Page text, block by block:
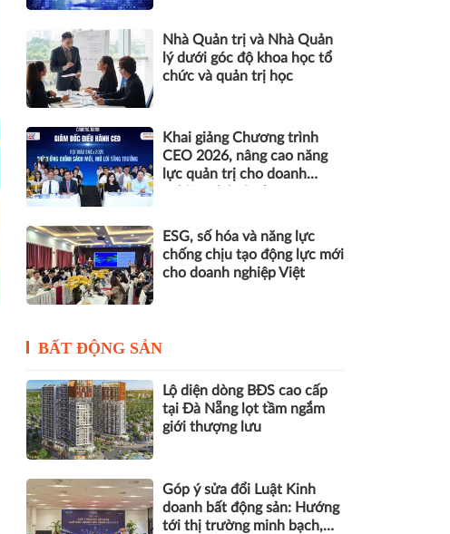
nhân tạo
Nhà Quản trị và Nhà Quản
lý dưới góc độ khoa học tổ
chức và quản trị học
Khai giảng Chương trình
CEO 2026, nâng cao năng
lực quản trị cho doanh
ESG, số hóa và năng lực
chống chịu tạo động lực mới
cho doanh nghiệp Việt
BẤT ĐỘNG SẢN
Lộ diện dòng BĐS cao cấp
tại Đà Nẵng lọt tầm ngắm
giới thượng lưu
Góp ý sửa đổi Luật Kinh
doanh bất động sản: Hướng
tới thị trường minh bạch,